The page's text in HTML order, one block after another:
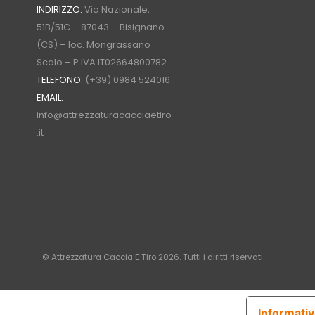
INDIRIZZO: Via Nazionale,
51B/51C – 87043 – Bisignano
(CS) – loc. Mongrassano
Scalo – P.IVA IT02664800782
TELEFONO: (+39) 0984 524016
EMAIL:
info@attrezzaturacacciaetiro
.it
© Attrezzatura Caccia E Tiro 2026. Tutti i diritti riservati.